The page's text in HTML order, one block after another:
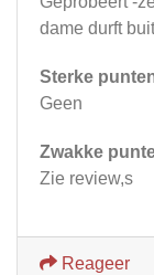
dame durft
Sterke
Geen
Zwakke
Zie review,s
Reageer